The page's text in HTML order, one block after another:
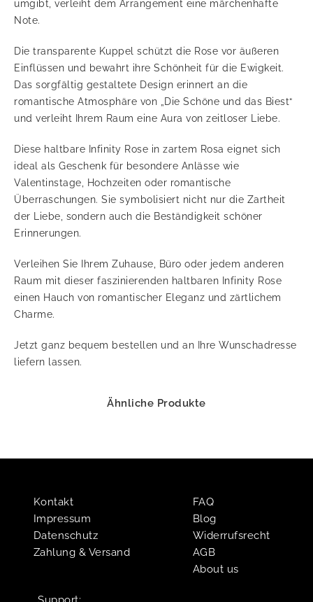
umgibt, verleiht dem Arrangement eine märchenhafte
Note.
Die transparente Kuppel schützt die Rose vor äußeren
Einflüssen und bewahrt ihre Schönheit für die Ewigkeit.
Das sorgfältig gestaltete Design erinnert an die
romantische Atmosphäre von „Die Schöne und das Biest“
und verleiht Ihrem Raum eine Aura von zeitloser Liebe.
Diese haltbare Infinity Rose in zartem Rosa eignet sich
ideal als Geschenk für besondere Anlässe wie
Valentinstage, Hochzeiten oder romantische
Überraschungen. Sie symbolisiert nicht nur die Zartheit
der Liebe, sondern auch die Beständigkeit schöner
Erinnerungen.
Verleihen Sie Ihrem Zuhause, Büro oder jedem anderen
Raum mit dieser faszinierenden haltbaren Infinity Rose
einen Hauch von romantischer Eleganz und zärtlichem
Charme.
Jetzt ganz bequem bestellen und an Ihre Wunschadresse
liefern lassen.
Ähnliche Produkte
Kontakt
Impressum
Datenschutz
Zahlung & Versand
FAQ
Blog
Widerrufsrecht
AGB
About us